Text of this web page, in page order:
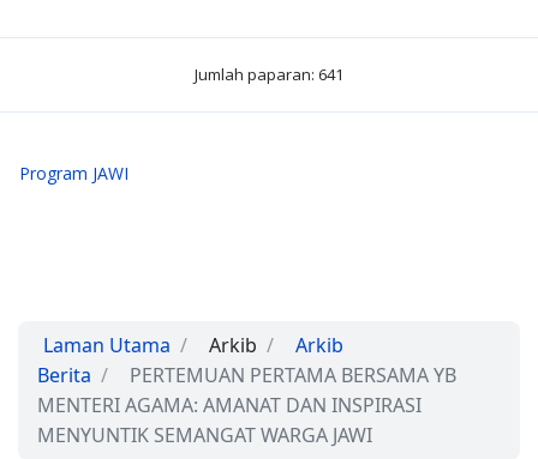
Jumlah paparan: 641
Program JAWI
Laman Utama Arkib
Arkib
Berita
PERTEMUAN PERTAMA BERSAMA YB
MENTERI AGAMA: AMANAT DAN INSPIRASI
MENYUNTIK SEMANGAT WARGA JAWI